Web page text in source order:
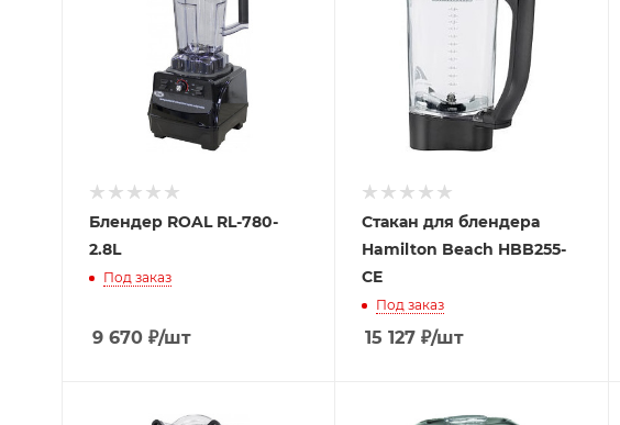
Блендер ROAL RL-780-
2.8L
Под заказ
9 670 ₽/шт
Стакан для блендера
Hamilton Beach HBB255-
CE
Под заказ
15 127 ₽/шт